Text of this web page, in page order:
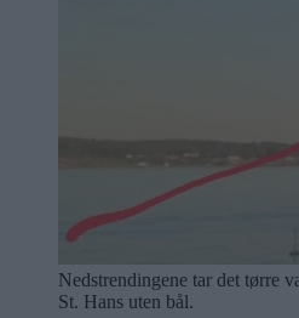
Nedstrendingene tar det tørre
St. Hans uten bål.